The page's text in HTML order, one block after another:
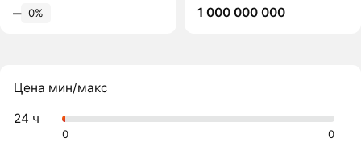
‒ 0%
1 000 000 000
Цена мин/макс
24 ч
0 0